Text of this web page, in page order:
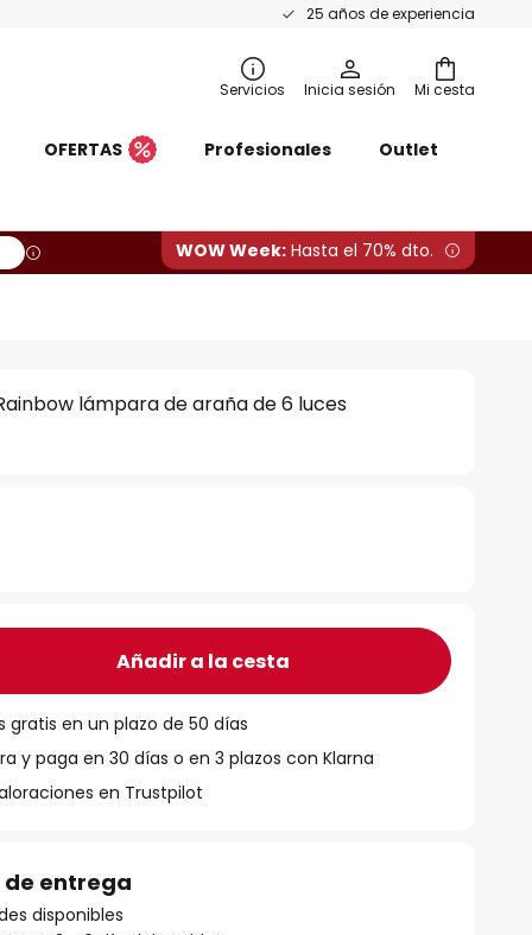
25 años de experiencia
Mi cesta
Servicios Inicia sesión
OFERTAS Profesionales Outlet
WOW Week: Hasta el 70% dto.
lámpara de araña de 6 luces
Añadir a la cesta
gratis en un plazo de 50 días
y paga en 30 días o en 3 plazos con Klarna
en Trustpilot
entrega
disponibles